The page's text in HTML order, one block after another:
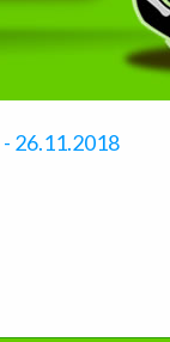
- 26.11.2018